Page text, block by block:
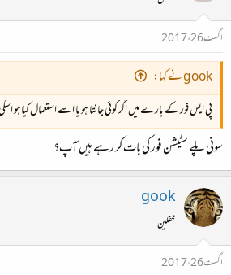
اگست 26، 2017
gook نے کہا:
پی ایس فور کے بارے میں اگر کوئی جانتا ہو یا اسے استعمال کیاہو
سونی پلے سٹیشن فور کی بات کر رہے ہیں آپ؟
gook
محفلین
اگست 26، 2017